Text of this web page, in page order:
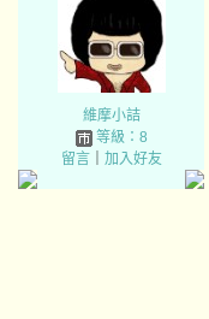
維摩小詰
等級：8
留言｜ 加入好友